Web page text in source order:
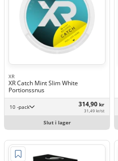
XR
XR Catch Mint Slim White
Portionssnus
10 -pack 314,90 kr
31,49 kr/st
Slut i lager